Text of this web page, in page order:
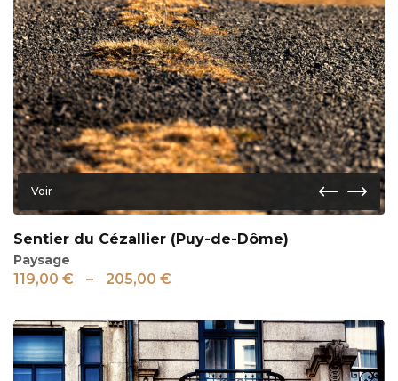
Voir
Sentier du Cézallier (Puy-de-Dôme)
Paysage
119,00 € – 205,00 €